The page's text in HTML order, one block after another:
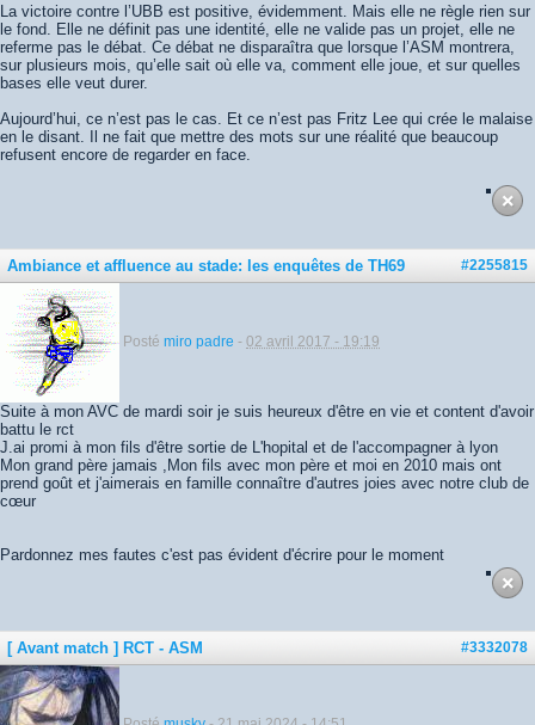
La victoire contre l’UBB est positive, évidemment. Mais elle ne règle rien sur
le fond. Elle ne définit pas une identité, elle ne valide pas un projet, elle ne
referme pas le débat. Ce débat ne disparaîtra que lorsque l’ASM montrera,
sur plusieurs mois, qu’elle sait où elle va, comment elle joue, et sur quelles
bases elle veut durer.
Aujourd’hui, ce n’est pas le cas. Et ce n’est pas Fritz Lee qui crée le malaise
en le disant. Il ne fait que mettre des mots sur une réalité que beaucoup
refusent encore de regarder en face.
#2255815
Ambiance et affluence au stade: les enquêtes de TH69
Posté miro padre - 02 avril 2017 - 19:19
Suite à mon AVC de mardi soir je suis heureux d'être en vie et content d'avoir
battu le rct
J.ai promi à mon fils d'être sortie de L'hopital et de l'accompagner à lyon
Mon grand père jamais ,Mon fils avec mon père et moi en 2010 mais ont
prend goût et j'aimerais en famille connaître d'autres joies avec notre club de
cœur
Pardonnez mes fautes c'est pas évident d'écrire pour le moment
#3332078
[ Avant match ] RCT - ASM